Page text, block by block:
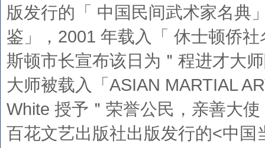
版发行的「 中国民间武术家名典
鉴」，2001 年载入「 休士顿侨
斯顿市长宣布该日为＂程进才大
大师被载入「ASIAN MARTIAL
White 授予＂荣誉公民，亲善大
百花文艺出版社出版发行的<中